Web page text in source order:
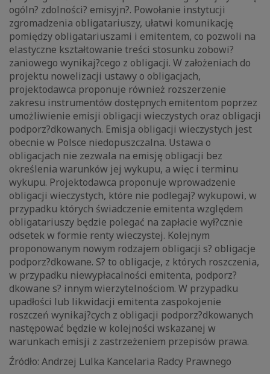
ogóln? zdolności? emisyjn?. Powołanie instytucji
zgromadzenia obligatariuszy, ułatwi komunikację
pomiędzy obligatariuszami i emitentem, co pozwoli na
elastyczne kształtowanie treści stosunku zobowi?
zaniowego wynikaj?cego z obligacji. W założeniach do
projektu nowelizacji ustawy o obligacjach,
projektodawca proponuje również rozszerzenie
zakresu instrumentów dostępnych emitentom poprzez
umożliwienie emisji obligacji wieczystych oraz obligacji
podporz?dkowanych. Emisja obligacji wieczystych jest
obecnie w Polsce niedopuszczalna. Ustawa o
obligacjach nie zezwala na emisję obligacji bez
określenia warunków jej wykupu, a więc i terminu
wykupu. Projektodawca proponuje wprowadzenie
obligacji wieczystych, które nie podlegaj? wykupowi, w
przypadku których świadczenie emitenta względem
obligatariuszy będzie polegać na zapłacie wył?cznie
odsetek w formie renty wieczystej. Kolejnym
proponowanym nowym rodzajem obligacji s? obligacje
podporz?dkowane. S? to obligacje, z których roszczenia,
w przypadku niewypłacalności emitenta, podporz?
dkowane s? innym wierzytelnościom. W przypadku
upadłości lub likwidacji emitenta zaspokojenie
roszczeń wynikaj?cych z obligacji podporz?dkowanych
następować będzie w kolejności wskazanej w
warunkach emisji z zastrzeżeniem przepisów prawa.
Źródło: Andrzej Lulka Kancelaria Radcy Prawnego